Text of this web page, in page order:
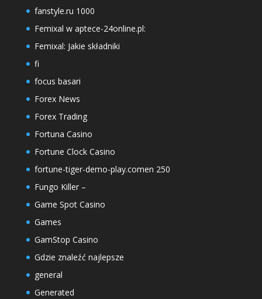
fanstyle.ru 1000
Femixal w aptece-24online.pl:
Femixal: Jakie składniki
fi
focus basari
Forex News
Forex Trading
Fortuna Casino
Fortune Clock Casino
fortune-tiger-demo-play.comen 250
Fungo Killer –
Game Spot Casino
Games
GamStop Casino
Gdzie znaleźć najlepsze
general
Generated